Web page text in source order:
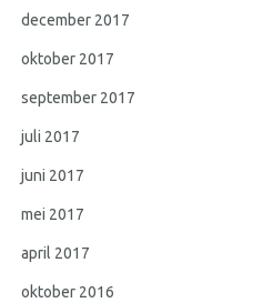
december 2017
oktober 2017
september 2017
juli 2017
juni 2017
mei 2017
april 2017
oktober 2016